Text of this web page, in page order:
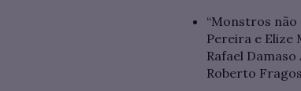
“Monstros não
Pereira e Elize
Rafael
Roberto